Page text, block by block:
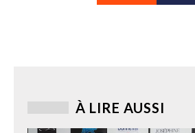
À LIRE AUSSI